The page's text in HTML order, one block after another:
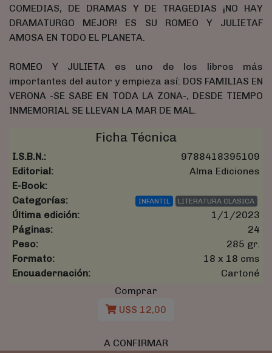
COMEDIAS, DE DRAMAS Y DE TRAGEDIAS ¡NO HAY
DRAMATURGO MEJOR! ES SU ROMEO Y JULIETAF
AMOSA EN TODO EL PLANETA.
ROMEO Y JULIETA es uno de los libros más
importantes del autor y empieza así: DOS FAMILIAS EN
VERONA -SE SABE EN TODA LA ZONA-, DESDE TIEMPO
INMEMORIAL SE LLEVAN LA MAR DE MAL.
Ficha Técnica
I.S.B.N.:
9788418395109
Editorial:
Alma Ediciones
E-Book:
Categorías:
INFANTIL LITERATURA CLASICA
Última edición:
1/1/2023
Páginas:
24
Peso:
285 gr.
Formato:
18 x 18 cms
Encuadernación:
Cartoné
Comprar
U$S 12,00
A CONFIRMAR